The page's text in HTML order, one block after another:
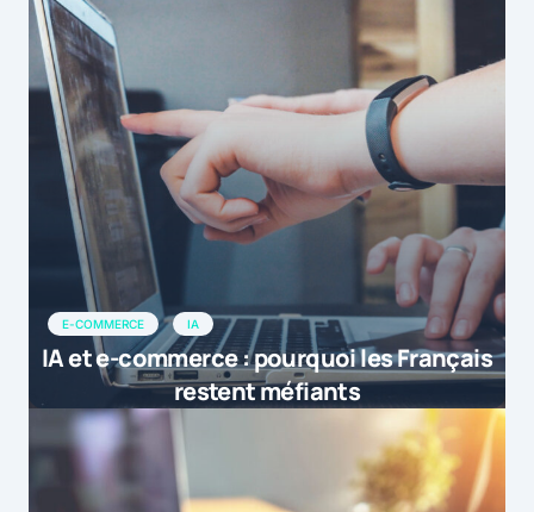
E-COMMERCE IA
IA et e-commerce : pourquoi les Français
restent méfiants